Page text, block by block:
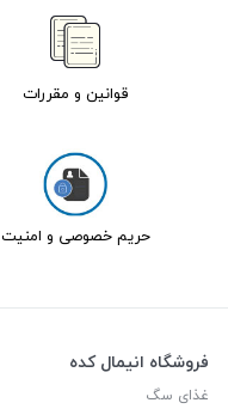
قوانین و مقررات
حریم خصوصی و امنیت
فروشگاه انیمال کده
غذای سگ